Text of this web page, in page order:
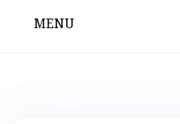
MENU